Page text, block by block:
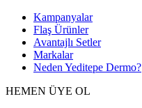
Kampanyalar
Flaş Ürünler
Avantajlı Setler
Markalar
Neden Yeditepe Dermo?
HEMEN ÜYE OL